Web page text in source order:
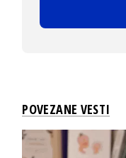
POVEZANE VESTI